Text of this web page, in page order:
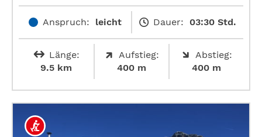
Anspruch: leicht Dauer: 03:30 Std.
Länge:
9.5 km
Aufstieg:
400 m
Abstieg:
400 m